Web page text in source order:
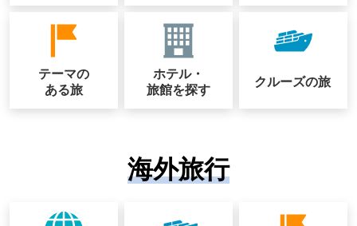
テーマの
ある旅
ホテル・
旅館を探す
クルーズの旅
海外旅行